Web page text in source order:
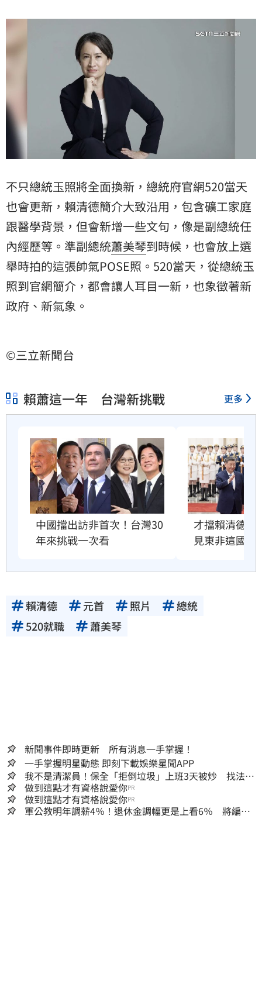
不只總統玉照將全面換新，總統府官網520當天
也會更新，賴清德簡介大致沿用，包含礦工家庭
跟醫學背景，但會新增一些文句，像是副總統任
內經歷等。準副總統蕭美琴到時候，也會放上選
舉時拍的這張帥氣POSE照。520當天，從總統玉
照到官網簡介，都會讓人耳目一新，也象徵著新
政府、新氣象。
©三立新聞台
賴蕭這一年 台灣新挑戰 更多
中國擋出訪非首次！台灣30
年來挑戰一次看
才擋賴清德訪
見東非這國總
賴清德 元首 照片
總統
520就職
蕭美琴
新聞事件即時更新 所有消息一手掌握！
一手掌握明星動態 即刻下載娛樂星聞APP
我不是清潔員！保全「拒倒垃圾」上班3天被炒 找法院
討公道結果出爐
做到這點才有資格說愛你PR
做到這點才有資格說愛你PR
軍公教明年調薪4％！退休金調幅更是上看6％ 將編入